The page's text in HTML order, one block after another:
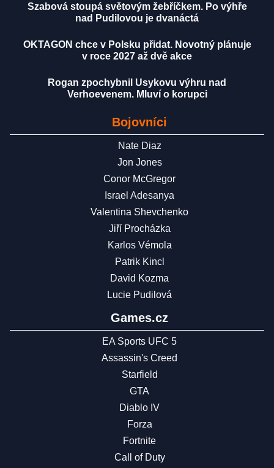
Szabová stoupá světovým žebříčkem. Po výhře
nad Pudilovou je dvanáctá
OKTAGON chce v Polsku přidat. Novotný plánuje
v roce 2027 až dvě akce
Rogan zpochybnil Usykovu výhru nad
Verhoevenem. Mluví o korupci
Bojovníci
Nate Diaz
Jon Jones
Conor McGregor
Israel Adesanya
Valentina Shevchenko
Jiří Procházka
Karlos Vémola
Patrik Kincl
David Kozma
Lucie Pudilová
Games.cz
EA Sports UFC 5
Assassin's Creed
Starfield
GTA
Diablo IV
Forza
Fortnite
Call of Duty